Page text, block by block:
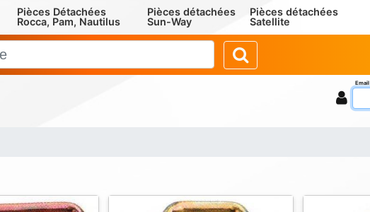
Pièces Détachées
Rocca, Pam, Nautilus
Pièces détachées
Sun-Way
Pièces détachées
Satellite
Email